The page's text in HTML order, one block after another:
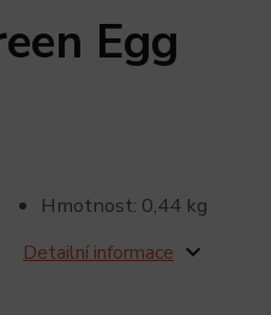
Egg
Hmotnost: 0,44 kg
Detailní informace